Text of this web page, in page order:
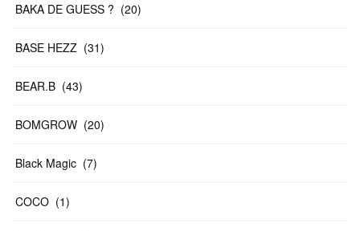
BAKA DE GUESS ? (20)
BASE HEZZ (31)
BEAR.B (43)
BOMGROW (20)
Black Magic (7)
COCO (1)